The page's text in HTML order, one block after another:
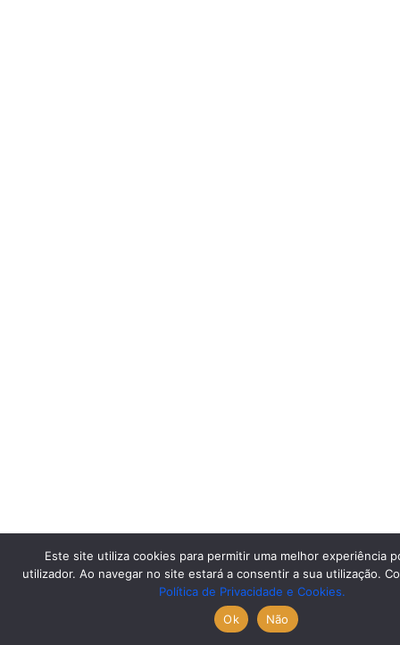
Este site utiliza cookies para permitir uma melhor experiência
utilizador. Ao navegar no site estará a consentir a sua utilização.
Política de Privacidade e Cookies.
Ok
Não